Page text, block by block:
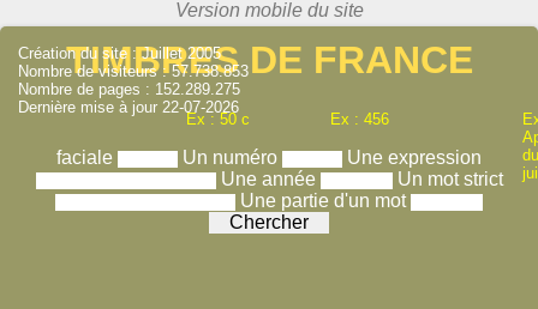
TIMBRES DE FRANCE
Ex : 50 c Ex : 456
faciale Un numéro
Une expression
Une année
Un mot strict
Une partie d'un mot
Création du site : Juillet 2005
Nombre de visiteurs : 57.738.853
Nombre de pages : 152.289.275
Dernière mise à jour 22-07-2026